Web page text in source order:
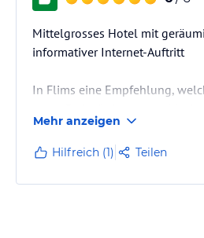
Mittelgrosses Hotel mit
informativer Internet-Auftritt
In Flims eine Empfehlung,
Mehr anzeigen
Hilfreich (1) Teilen